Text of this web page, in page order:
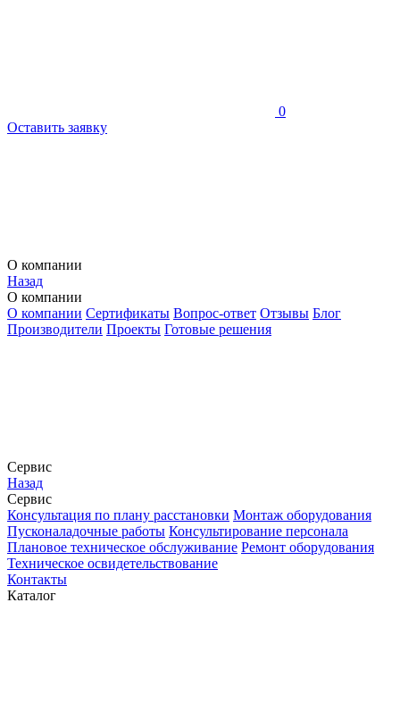
0
Оставить заявку
О компании
Назад
О компании
О компании Сертификаты Вопрос-ответ Отзывы Блог
Производители Проекты Готовые решения
Сервис
Назад
Сервис
Конcультация по плану расстановки Монтаж оборудования
Пусконаладочные работы Консультирование персонала
Плановое техническое обслуживание Ремонт оборудования
Техническое освидетельствование
Контакты
Каталог